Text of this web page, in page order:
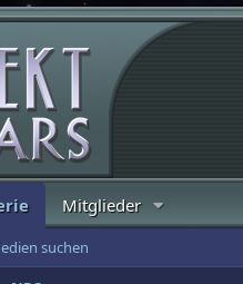
Mitglieder
suchen